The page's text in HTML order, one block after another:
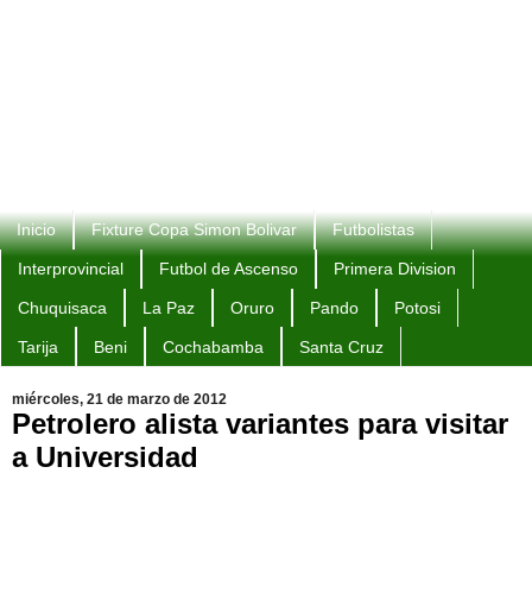
Inicio Fixture Copa Simon Bolivar Futbolistas
Interprovincial Futbol de Ascenso Primera Division
Chuquisaca La Paz Oruro Pando Potosi
Tarija Beni Cochabamba Santa Cruz
miércoles, 21 de marzo de 2012
Petrolero alista variantes para visitar
a Universidad